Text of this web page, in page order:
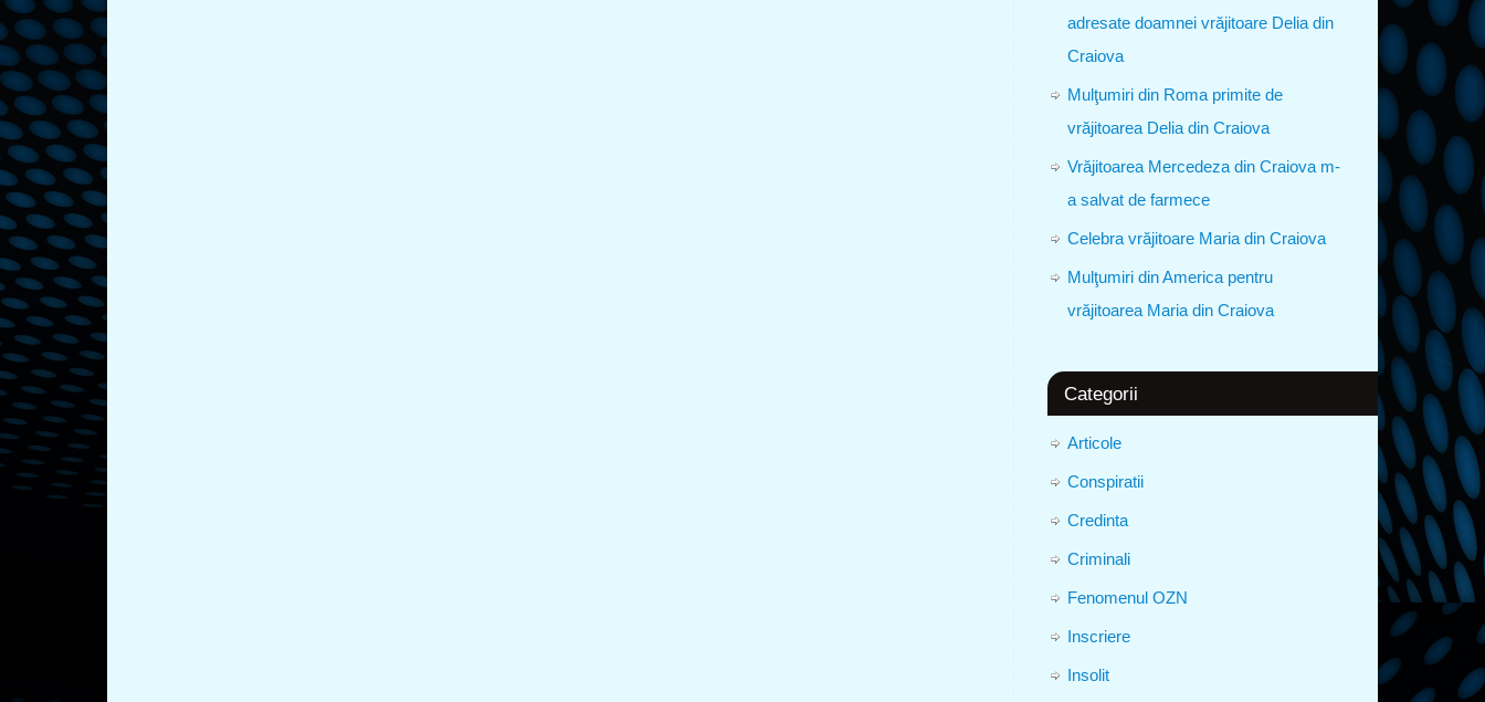
adresate doamnei vrăjitoare Delia din
Craiova
Mulţumiri din Roma primite de
vrăjitoarea Delia din Craiova
Vrăjitoarea Mercedeza din Craiova m-
a salvat de farmece
Celebra vrăjitoare Maria din Craiova
Mulţumiri din America pentru
vrăjitoarea Maria din Craiova
Categorii
Articole
Conspiratii
Credinta
Criminali
Fenomenul OZN
Inscriere
Insolit